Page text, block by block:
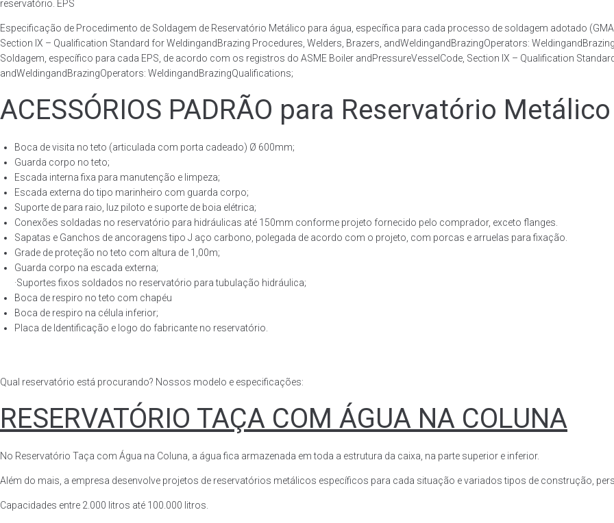
reservatório. EPS
Especificação de Procedimento de Soldagem de Reservatório Metálico para água, específica para cada processo de soldagem adotado
Section IX – Qualification Standard for WeldingandBrazing Procedures, Welders, Brazers, andWeldingandBrazingOperators:
Soldagem, específico para cada EPS, de acordo com os registros do ASME Boiler andPressureVesselCode, Section IX – Qualification
andWeldingandBrazingOperators: WeldingandBrazingQualifications;
ACESSÓRIOS PADRÃO para Reservatório
Boca de visita no teto (articulada com porta cadeado) Ø 600mm;
Guarda corpo no teto;
Escada interna fixa para manutenção e limpeza;
Escada externa do tipo marinheiro com guarda corpo;
Suporte de para raio, luz piloto e suporte de boia elétrica;
Conexões soldadas no reservatório para hidráulicas até 150mm conforme projeto fornecido pelo comprador, exceto flanges.
Sapatas e Ganchos de ancoragens tipo J aço carbono, polegada de acordo com o projeto, com porcas e arruelas para fixação.
Grade de proteção no teto com altura de 1,00m;
Guarda corpo na escada externa;
·Suportes fixos soldados no reservatório para tubulação hidráulica;
Boca de respiro no teto com chapéu
Boca de respiro na célula inferior;
Placa de Identificação e logo do fabricante no reservatório.
Qual reservatório está procurando? Nossos modelo e especificações:
RESERVATÓRIO TAÇA COM ÁGUA NA COLUNA
No Reservatório Taça com Água na Coluna, a água fica armazenada em toda a estrutura da caixa, na parte superior e inferior.
Além do mais, a empresa desenvolve projetos de reservatórios metálicos específicos para cada situação e variados tipos de construção,
Capacidades entre 2.000 litros até 100.000 litros.